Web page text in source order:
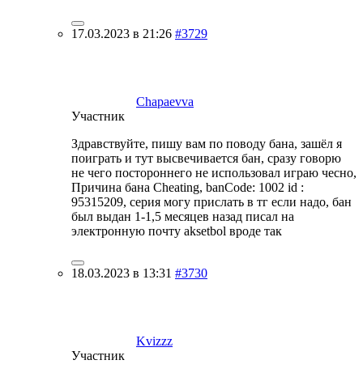
17.03.2023 в 21:26 #3729
Chapaevva
Участник
Здравствуйте, пишу вам по поводу бана, зашёл я
поиграть и тут высвечивается бан, сразу говорю
не чего постороннего не использовал играю чесно,
Причина бана Cheating, banCode: 1002 id :
95315209, серия могу прислать в тг если надо, бан
был выдан 1-1,5 месяцев назад писал на
электронную почту aksetbol вроде так
18.03.2023 в 13:31 #3730
Kvizzz
Участник